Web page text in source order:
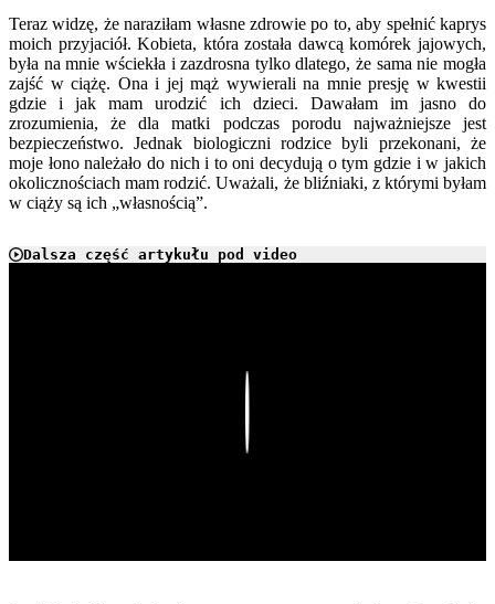
Teraz widzę, że naraziłam własne zdrowie po to, aby spełnić kaprys
moich przyjaciół. Kobieta, która została dawcą komórek jajowych,
była na mnie wściekła i zazdrosna tylko dlatego, że sama nie mogła
zajść w ciążę. Ona i jej mąż wywierali na mnie presję w kwestii
gdzie i jak mam urodzić ich dzieci. Dawałam im jasno do
zrozumienia, że dla matki podczas porodu najważniejsze jest
bezpieczeństwo. Jednak biologiczni rodzice byli przekonani, że
moje łono należało do nich i to oni decydują o tym gdzie i w jakich
okolicznościach mam rodzić. Uważali, że bliźniaki, z którymi byłam
w ciąży są ich „własnością”.
Dalsza część artykułu pod video